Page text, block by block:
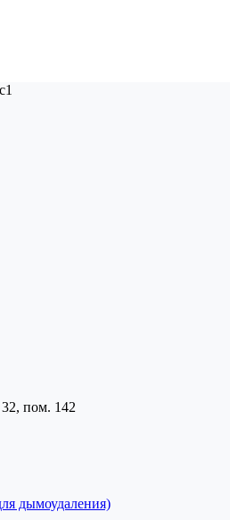
пом. 142
дымоудаления)